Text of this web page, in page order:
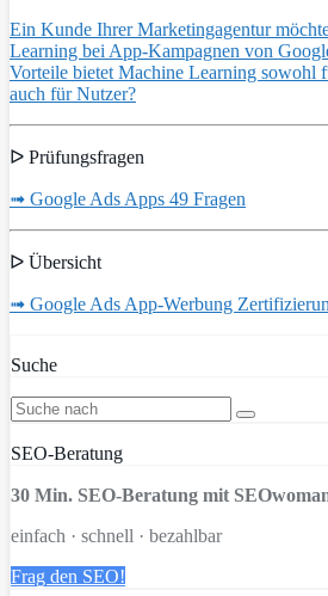
Ein Kunde Ihrer Marketingagentur
Learning bei App-Kampagnen von
Vorteile bietet Machine Learning sowohl
auch für Nutzer?
ᐅ Prüfungsfragen
➟ Google Ads Apps 49 Fragen
ᐅ Übersicht
➟ Google Ads App-Werbung
Suche
SEO-Beratung
30 Min. SEO-Beratung mit
einfach · schnell · bezahlbar
Frag den SEO!